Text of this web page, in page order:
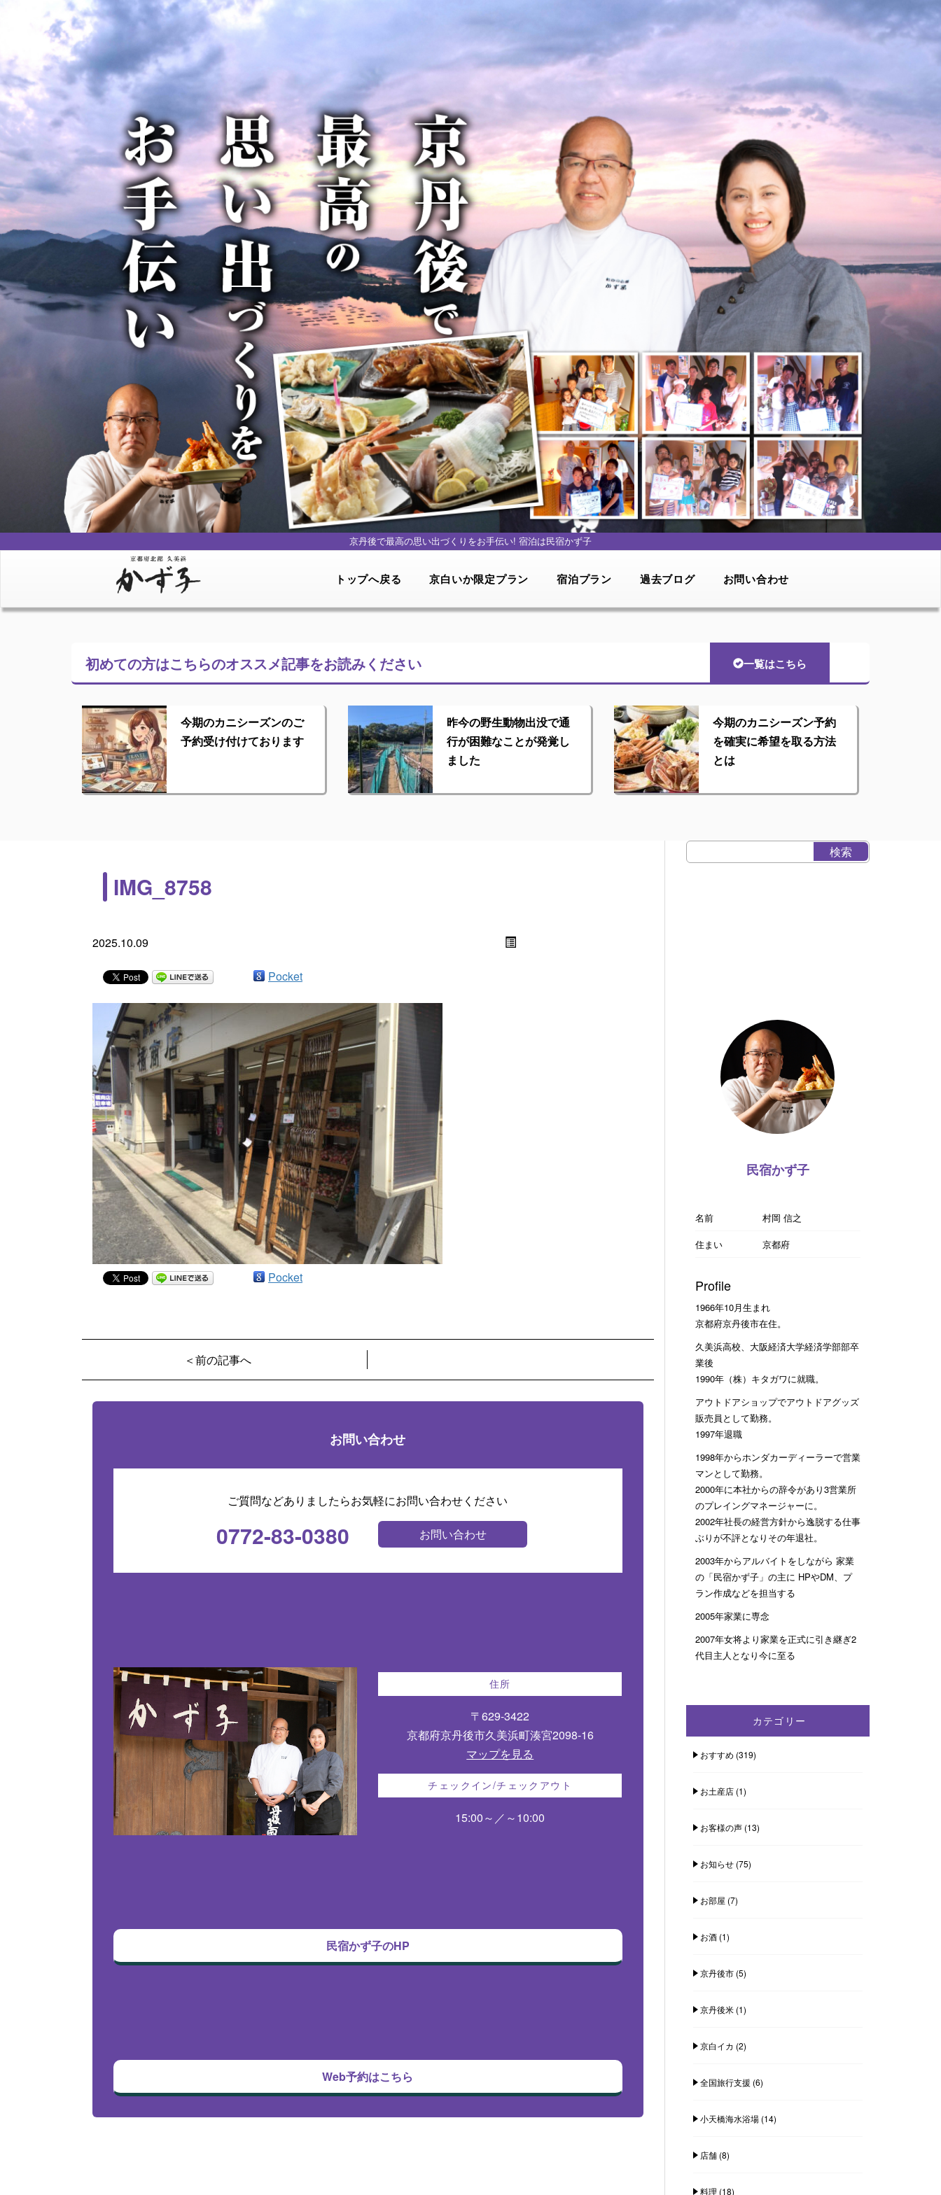
京丹後で最高の思い出づくりをお手伝い! 宿泊は民宿かず子
トップへ戻る 京白いか限定プラン 宿泊プラン 過去ブログ お問い合わせ
初めての方はこちらのオススメ記事をお読みください 一覧はこちら
今期のカニシーズンのご
予約受け付けております
昨今の野生動物出没で通
行が困難なことが発覚し
ました
今期のカニシーズン予約
を確実に希望を取る方法
とは
IMG_8758
2025.10.09
Pocket
Pocket
＜前の記事へ
お問い合わせ
ご質問などありましたらお気軽にお問い合わせください
0772-83-0380 お問い合わせ
住所
〒629-3422
京都府京丹後市久美浜町湊宮2098-16
マップを見る
チェックイン/チェックアウト
15:00～／～10:00
民宿かず子のHP
Web予約はこちら
民宿かず子
名前
村岡 信之
住まい
京都府
Profile
1966年10月生まれ
京都府京丹後市在住。
久美浜高校、大阪経済大学経済学部部卒
業後
1990年（株）キタガワに就職。
アウトドアショップでアウトドアグッズ
販売員として勤務。
1997年退職
1998年からホンダカーディーラーで営業
マンとして勤務。
2000年に本社からの辞令があり3営業所
のプレイングマネージャーに。
2002年社長の経営方針から逸脱する仕事
ぶりが不評となりその年退社。
2003年からアルバイトをしながら 家業
の「民宿かず子」の主に HPやDM、プ
ラン作成などを担当する
2005年家業に専念
2007年女将より家業を正式に引き継ぎ2
代目主人となり今に至る
カテゴリー
おすすめ (319)
お土産店(1)
お客様の声(13)
お知らせ(75)
お部屋 (7)
お酒(1)
京丹後市(5)
京丹後米(1)
京白イカ (2)
全国旅行支援 (6)
小天橋海水浴場(14)
店舗(8)
料理 (18)